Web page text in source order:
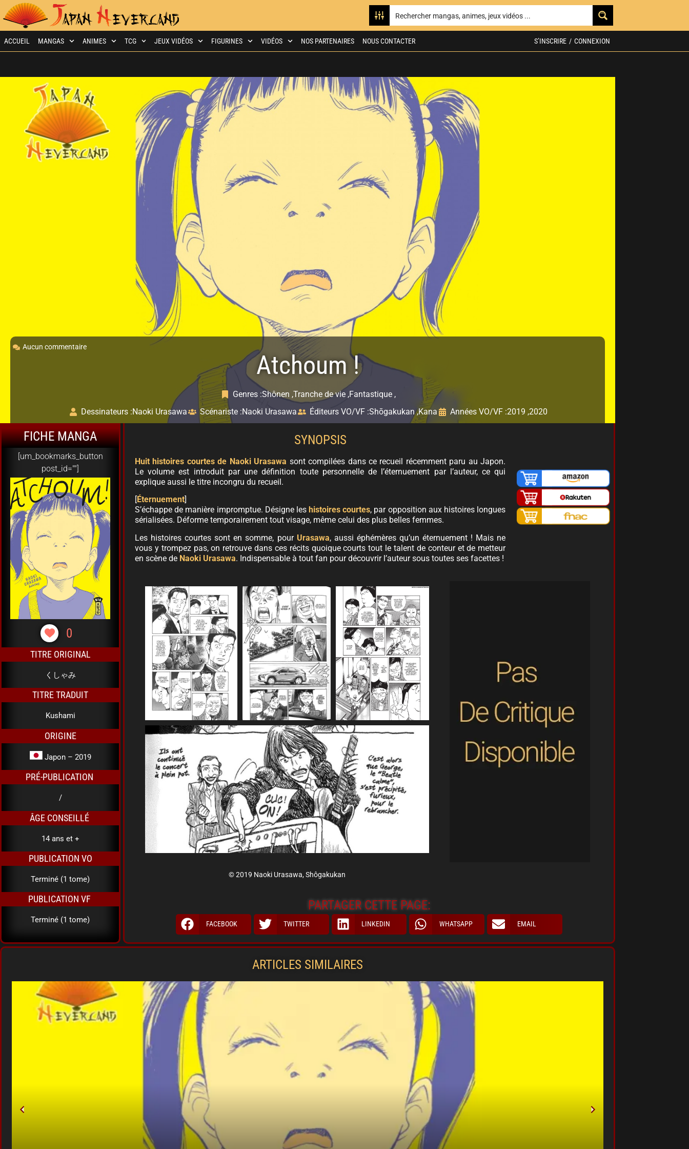
ACCUEIL MANGAS ANIMES TCG JEUX VIDÉOS FIGURINES VIDÉOS NOS PARTENAIRES NOUS CONTACTER S’INSCRIRE / CONNEXION
Aucun commentaire
Atchoum !
Genres :Shônen ,Tranche de vie ,Fantastique ,
Dessinateurs :Naoki Urasawa Scénariste :Naoki Urasawa Éditeurs VO/VF :Shōgakukan ,Kana Années VO/VF :2019 ,2020
FICHE MANGA
[um_bookmarks_button
post_id=""]
0
TITRE ORIGINAL
くしゃみ
TITRE TRADUIT
Kushami
ORIGINE
Japon – 2019
PRÉ-PUBLICATION
/
ÂGE CONSEILLÉ
14 ans et +
PUBLICATION VO
Terminé (1 tome)
PUBLICATION VF
Terminé (1 tome)
SYNOPSIS
Huit histoires courtes de Naoki Urasawa sont compilées dans ce recueil récemment paru au Japon.
Le volume est introduit par une définition toute personnelle de l’éternuement par l’auteur, ce qui
explique aussi le titre incongru du recueil.
[Éternuement]
S’échappe de manière impromptue. Désigne les histoires courtes, par opposition aux histoires longues
sérialisées. Déforme temporairement tout visage, même celui des plus belles femmes.
Les histoires courtes sont en somme, pour Urasawa, aussi éphémères qu’un éternuement ! Mais ne
vous y trompez pas, on retrouve dans ces récits quoique courts tout le talent de conteur et de metteur
en scène de Naoki Urasawa. Indispensable à tout fan pour découvrir l’auteur sous toutes ses facettes !
© 2019 Naoki Urasawa, Shôgakukan
PARTAGER CETTE PAGE:
FACEBOOK TWITTER LINKEDIN WHATSAPP EMAIL
ARTICLES SIMILAIRES